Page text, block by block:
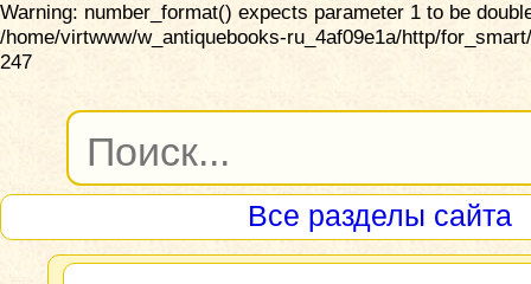
Warning: number_format() expects parameter 1 to be
/home/virtwww/w_antiquebooks-ru_4af09e1a/http/
247
Все разделы сайта